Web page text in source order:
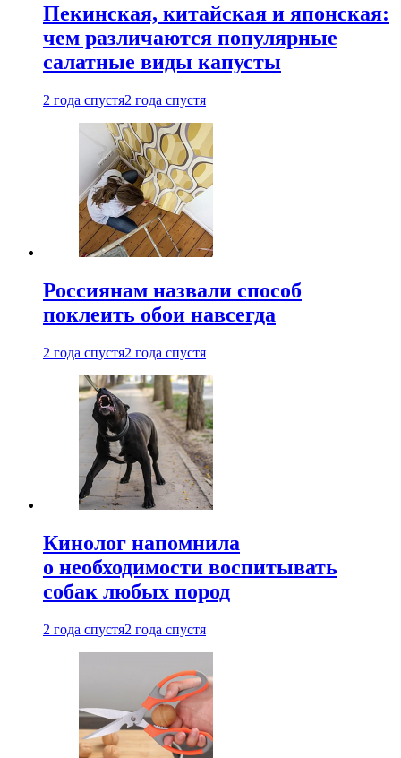
Пекинская, китайская и японская:
чем различаются популярные
салатные виды капусты
2 года спустя2 года спустя
Россиянам назвали способ
поклеить обои навсегда
2 года спустя2 года спустя
Кинолог напомнила
о необходимости воспитывать
собак любых пород
2 года спустя2 года спустя